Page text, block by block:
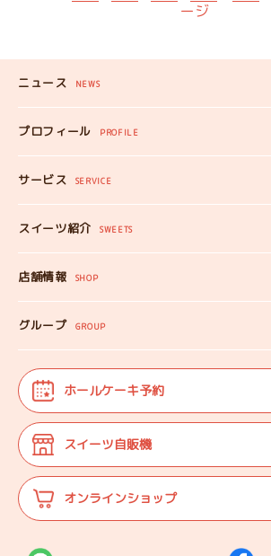
ージ
ホールケーキ予約
スイーツ自販機
オンラインショップ
ニュース NEWS
新着記事
プロフィール PROFILE
みいちゃんのプロフィール
みいちゃんママの
サービス SERVICE
スイーツ自販機
工房見学
みいちゃんのSDGS
お仕事体験
よくある質問
スイーツ紹介 SWEETS
みいちゃんのスイーツ
オンラインショップ
店舗情報 SHOP
店舗情報
マップ
法人･団体様向け
ご案内
代表プロフィール
登壇実績
グループ GROUP
株式会社TANEBI
Shining Children
自分探しを